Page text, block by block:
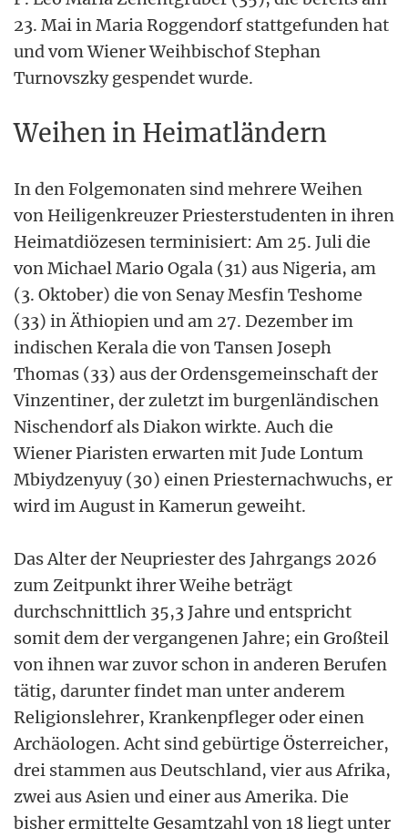
23. Mai in Maria Roggendorf stattgefunden hat
und vom Wiener Weihbischof Stephan
Turnovszky gespendet wurde.
Weihen in Heimatländern
In den Folgemonaten sind mehrere Weihen
von Heiligenkreuzer Priesterstudenten in ihren
Heimatdiözesen terminisiert: Am 25. Juli die
von Michael Mario Ogala (31) aus Nigeria, am
(3. Oktober) die von Senay Mesfin Teshome
(33) in Äthiopien und am 27. Dezember im
indischen Kerala die von Tansen Joseph
Thomas (33) aus der Ordensgemeinschaft der
Vinzentiner, der zuletzt im burgenländischen
Nischendorf als Diakon wirkte. Auch die
Wiener Piaristen erwarten mit Jude Lontum
Mbiydzenyuy (30) einen Priesternachwuchs, er
wird im August in Kamerun geweiht.
Das Alter der Neupriester des Jahrgangs 2026
zum Zeitpunkt ihrer Weihe beträgt
durchschnittlich 35,3 Jahre und entspricht
somit dem der vergangenen Jahre; ein Großteil
von ihnen war zuvor schon in anderen Berufen
tätig, darunter findet man unter anderem
Religionslehrer, Krankenpfleger oder einen
Archäologen. Acht sind gebürtige Österreicher,
drei stammen aus Deutschland, vier aus Afrika,
zwei aus Asien und einer aus Amerika. Die
bisher ermittelte Gesamtzahl von 18 liegt unter